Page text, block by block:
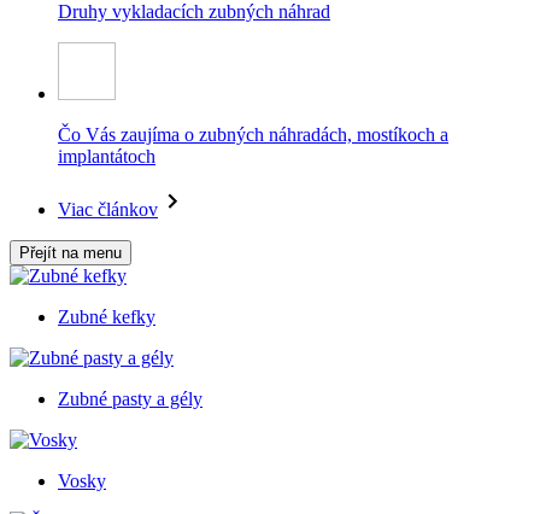
Druhy vykladacích zubných náhrad
Čo Vás zaujíma o zubných náhradách, mostíkoch a
implantátoch
Viac článkov
Přejít na menu
Zubné kefky
Zubné pasty a gély
Vosky